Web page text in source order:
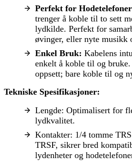
Perfekt for
trenger å koble til to sett
lydkilde. Perfekt for
øvinger, eller nyte musikk
Enkel Bruk: Kabelens
enkelt å koble til og
oppsett; bare koble til og
Tekniske Spesifikasjoner:
Lengde: Optimalisert for
lydkvalitet.
Kontakter: 1/4 tomme
TRSF, sikrer bred
lydenheter og